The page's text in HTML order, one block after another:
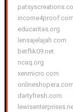
income4proof.com
educaritas.org
lensajelajah.com
betflik09.net
ncaq.org
xenmicro.com
onlineshopera.com
dartyfresh.com